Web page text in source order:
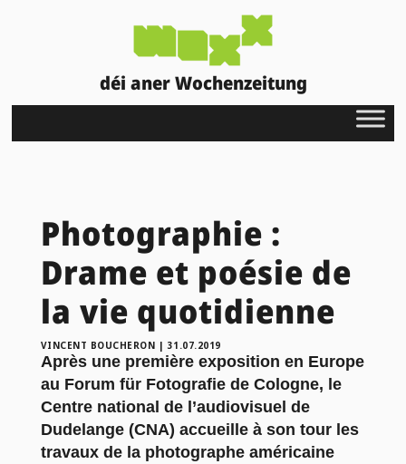
déi aner Wochenzeitung
Photographie :
Drame et poésie de
la vie quotidienne
VINCENT BOUCHERON | 31.07.2019
Après une première exposition en Europe
au Forum für Fotografie de Cologne, le
Centre national de l’audiovisuel de
Dudelange (CNA) accueille à son tour les
travaux de la photographe américaine